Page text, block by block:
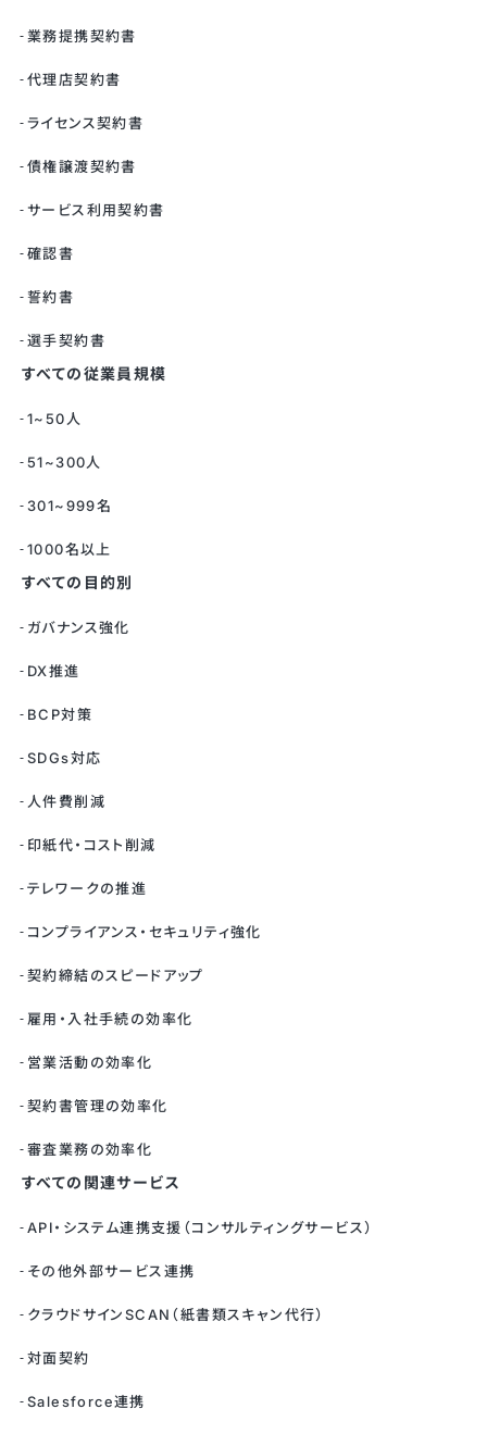
業務提携契約書
代理店契約書
ライセンス契約書
債権譲渡契約書
サービス利用契約書
確認書
誓約書
選手契約書
すべての従業員規模
1~50人
51~300人
301~999名
1000名以上
すべての目的別
ガバナンス強化
DX推進
BCP対策
SDGs対応
人件費削減
印紙代・コスト削減
テレワークの推進
コンプライアンス・セキュリティ強化
契約締結のスピードアップ
雇用・入社手続の効率化
営業活動の効率化
契約書管理の効率化
審査業務の効率化
すべての関連サービス
API・システム連携支援（コンサルティングサービス）
その他外部サービス連携
クラウドサインSCAN（紙書類スキャン代行）
対面契約
Salesforce連携